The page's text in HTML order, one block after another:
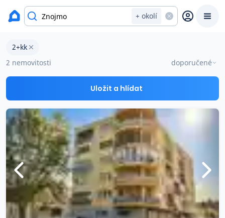
+ okolí
Prodat
Prodej s Reas.cz
Chytrý odhad ceny
Ceny prodaných nemovitostí
Okamžitý výkup
Přehled realitních makléřů
okres Znojmo
Byty 2+kk na prodej Znojmo
2+kk
2 nemovitosti
doporučené
Uložit a hlídat